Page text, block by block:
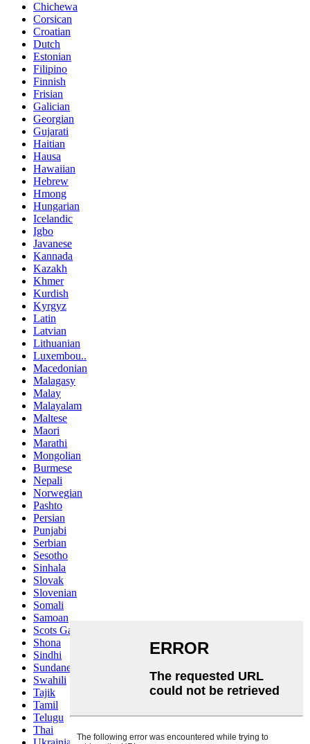
Chichewa
Corsican
Croatian
Dutch
Estonian
Filipino
Finnish
Frisian
Galician
Georgian
Gujarati
Haitian
Hausa
Hawaiian
Hebrew
Hmong
Hungarian
Icelandic
Igbo
Javanese
Kannada
Kazakh
Khmer
Kurdish
Kyrgyz
Latin
Latvian
Lithuanian
Luxembou..
Macedonian
Malagasy
Malay
Malayalam
Maltese
Maori
Marathi
Mongolian
Burmese
Nepali
Norwegian
Pashto
Persian
Punjabi
Serbian
Sesotho
Sinhala
Slovak
Slovenian
Somali
Samoan
Scots Gaelic
Shona
Sindhi
Sundanese
Swahili
Tajik
Tamil
Telugu
Thai